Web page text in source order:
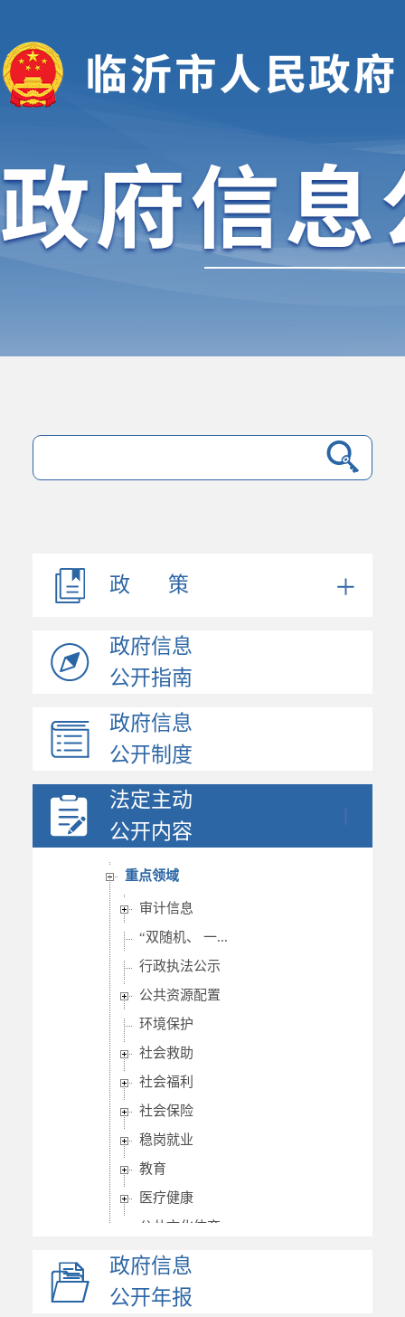
政 策
政府信息
公开指南
政府信息
公开制度
法定主动
公开内容
人事信息
政府工作报告
统计信息
政府采购
价格与收费
行政许可和其他对外管...
行政权力
重要部署执行公开
重点领域
审计信息
“双随机、 一...
行政执法公示
公共资源配置
环境保护
社会救助
社会福利
社会保险
稳岗就业
教育
医疗健康
公共文化体育
应急管理
应急救援
政府信息
公开年报